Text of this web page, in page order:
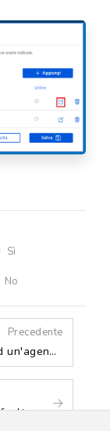
Sì
No
Precedente
E' possibile attibuire un colore ad un'agenda per distinguerla dalle altre?